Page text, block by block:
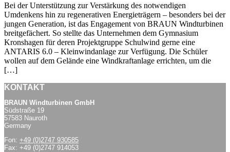
Bei der Unterstützung zur Verstärkung des notwendigen
Umdenkens hin zu regenerativen Energieträgern – besonders bei der
jungen Generation, ist das Engagement von BRAUN Windturbinen
breitgefächert. So stellte das Unternehmen dem Gymnasium
Kronshagen für deren Projektgruppe Schulwind gerne eine
ANTARIS 6.0 – Kleinwindanlage zur Verfügung. Die Schüler
wollen auf dem Gelände eine Windkraftanlage errichten, um die
[…]
KONTAKT
BRAUN Windturbinen GmbH
Südstraße 19
57583 Nauroth
Germany
Fon: +49 (0)2747 930585
Fax: +49 (0)2747 914053